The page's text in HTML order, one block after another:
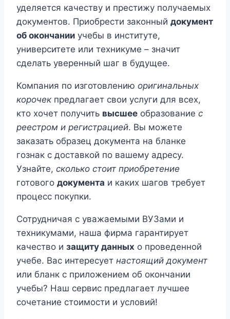
уделяется качеству и престижу получаемых
документов. Приобрести законный документ
об окончании учебы в институте,
университете или техникуме – значит
сделать уверенный шаг в будущее.
Компания по изготовлению оригинальных
корочекпредлагает свои услуги для всех,
кто хочет получить высшее образование с
реестром и регистрацией. Вы можете
заказать образец документа на бланке
гознак с доставкой по вашему адресу.
Узнайте, сколько стоит приобретение
готового документа и каких шагов требует
процесс покупки.
Сотрудничая с уважаемыми ВУЗами и
техникумами, наша фирма гарантирует
качество и защиту данных о проведенной
учебе. Вас интересует настоящий документ
или бланк с приложением об окончании
учебы? Наш сервис предлагает лучшее
сочетание стоимости и условий!